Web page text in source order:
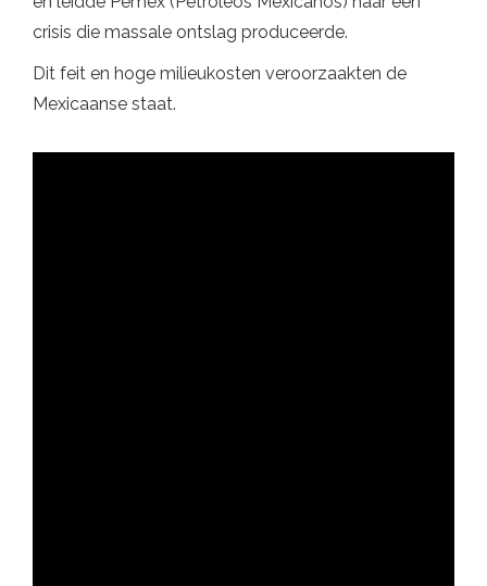
crisis die massale ontslag produceerde.
Dit feit en hoge milieukosten veroorzaakten de
Mexicaanse staat.